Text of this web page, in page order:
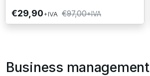
€97,00+IVA
€29,90+IVA
Business management